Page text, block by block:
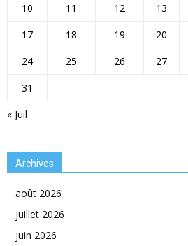
« Juil
10
11 12 13
17
18 19 20
24
25 26 27
31
Archives
août 2026
juillet 2026
juin 2026